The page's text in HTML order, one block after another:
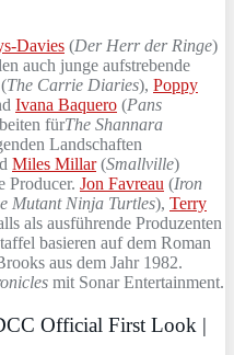
Davies (Der Herr der Ringe)
auch junge aufstrebende
The Carrie Diaries), Poppy
Ivana Baquero (Pans
fürThe Shannara
Landschaften
Miles Millar(Smallville)
Producer. Jon Favreau (Iron
Mutant Ninja Turtles), Terry
als ausführende Produzenten
basieren auf dem Roman
aus dem Jahr 1982.
mit Sonar Entertainment.
Official First Look |